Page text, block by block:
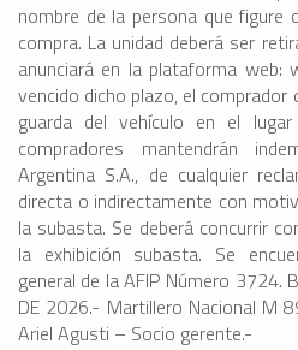
nombre de la persona que
compra. La unidad deberá ser
anunciará en la plataforma web:
vencido dicho plazo, el
guarda del vehículo en el
compradores mantendrán
Argentina S.A., de cualquier
directa o indirectamente con
la subasta. Se deberá concurrir
la exhibición subasta. Se
general de la AFIP Número 3724.
DE 2026.- Martillero Nacional M
Ariel Agusti – Socio gerente.-